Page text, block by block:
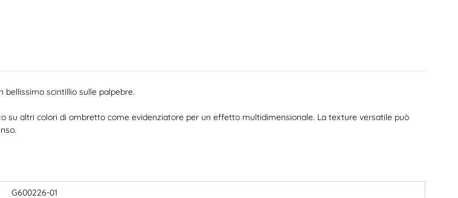
scintillio sulle palpebre.
altri colori di ombretto come evidenziatore per un effetto multidimensionale. La texture versatile può
G600226-01